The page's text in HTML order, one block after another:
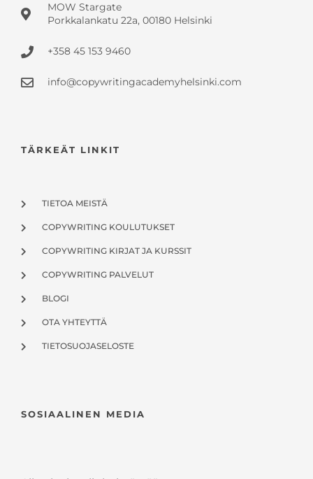
SOSIAALINEN MEDIA
TÄRKEÄT LINKIT
TIETOA MEISTÄ
COPYWRITING KOULUTUKSET
COPYWRITING KIRJAT JA KURSSIT
COPYWRITING PALVELUT
BLOGI
OTA YHTEYTTÄ
TIETOSUOJASELOSTE
MOW Stargate
Porkkalankatu 22a, 00180 Helsinki
+358 45 153 9460
info@copywritingacademyhelsinki.com